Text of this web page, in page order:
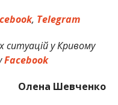
, Telegram
ситуацій у Кривому
Facebook
Олена Шевченко